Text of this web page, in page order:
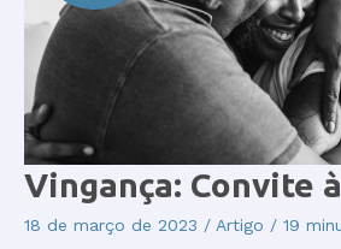
Vingança: Convite
18 de março de 2023 / Artigo / 19
Vingança:
Convite
à
obsessão